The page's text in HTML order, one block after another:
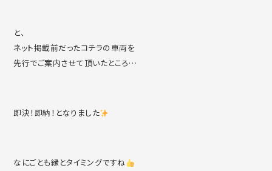
と、
ネット掲載前だったコチラの車両を
先行でご案内させて頂いたところ…
即決！即納！となりました
なにごとも縁とタイミングですね